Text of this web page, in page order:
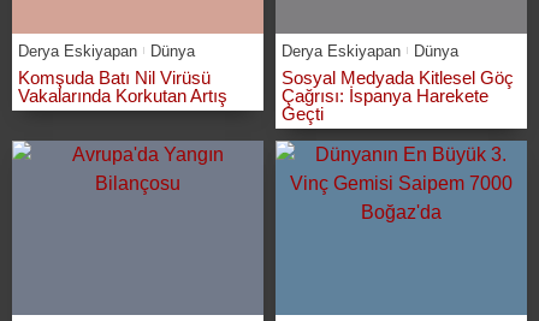
Derya Eskiyapan Dünya
Komşuda Batı Nil Virüsü
Vakalarında Korkutan Artış
Derya Eskiyapan Dünya
Sosyal Medyada Kitlesel Göç
Çağrısı: İspanya Harekete
Geçti